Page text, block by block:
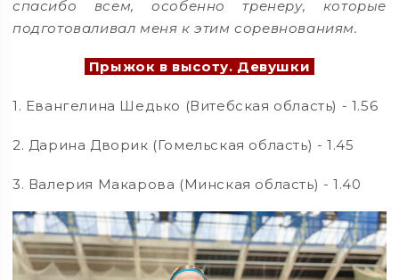
спасибо всем, особенно тренеру, которые
подготоваливал меня к этим соревнованиям.
Прыжок в высоту. Девушки
1. Евангелина Шедько (Витебская область) - 1.56
2. Дарина Дворик (Гомельская область) - 1.45
3. Валерия Макарова (Минская область) - 1.40